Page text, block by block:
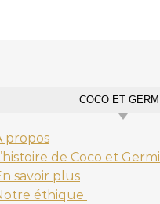
COCO ET GERMI
propos
de Coco et Germi
savoir plus
éthique